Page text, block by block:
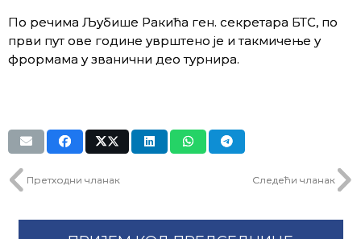
По речима Љубише Ракића ген. секретара БТС, по
први пут ове године уврштено је и такмичење у
фрормама у званични део турнира.
Претходни чланак Следећи чланак